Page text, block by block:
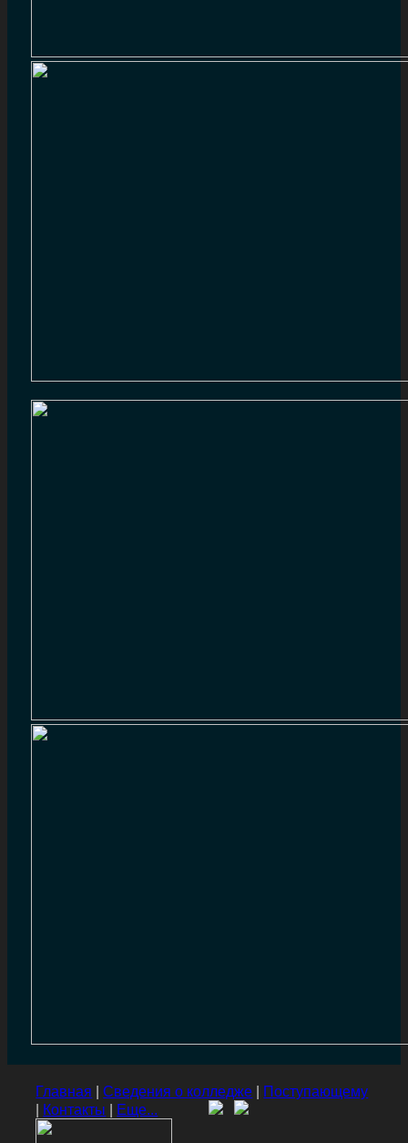
Главная |Сведения о колледже
Поступающему
Контакты Еще...